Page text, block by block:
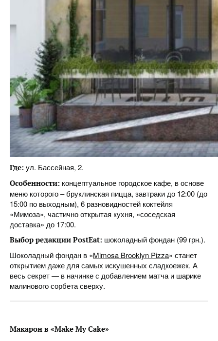
Где: ул. Бассейная, 2.
Особенности: концептуальное городское кафе, в основе
меню которого – бруклинская пицца, завтраки до 12:00 (до
15:00 по выходным), 6 разновидностей коктейля
«Мимоза», частично открытая кухня, «соседская
доставка» до 17:00.
Выбор редакции PostEat: шоколадный фондан (99 грн.).
Шоколадный фондан в «Mimosa Brooklyn Pizza» станет
открытием даже для самых искушенных сладкоежек. А
весь секрет — в начинке с добавлением матча и шарике
малинового сорбета сверху.
Макарон в «Make My Cake»